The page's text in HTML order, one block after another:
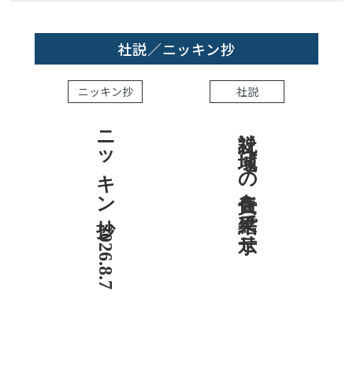
社説／ニッキン抄
ニッキン抄
ニッキン抄 2026.8.7
社説
社説 地域への責任を結果で示せ